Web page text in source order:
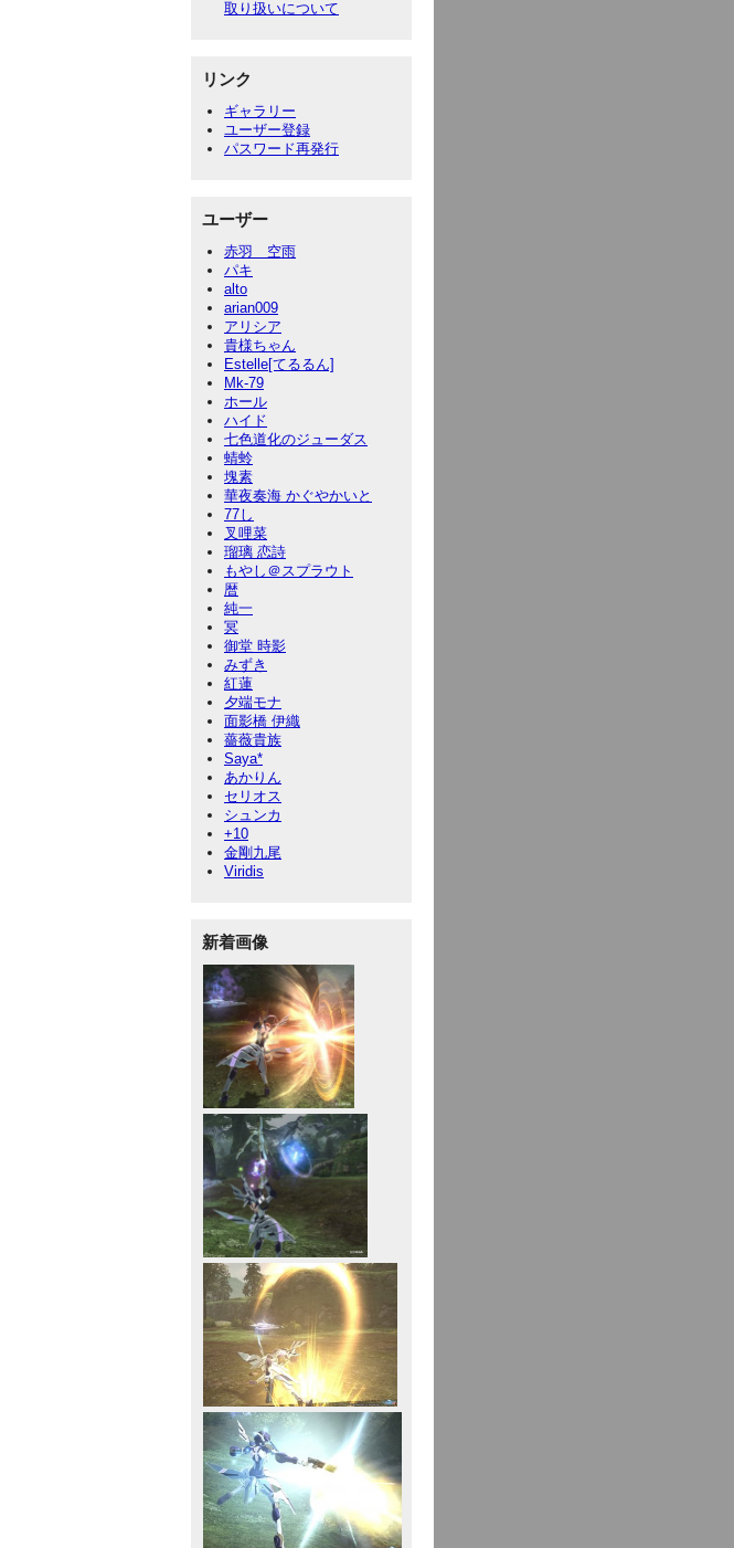
取り扱いについて
リンク
ギャラリー
ユーザー登録
パスワード再発行
ユーザー
赤羽 空雨
パキ
alto
arian009
アリシア
貴様ちゃん
Estelle[てるるん]
Mk-79
ホール
ハイド
七色道化のジューダス
蜻蛉
塊素
華夜奏海 かぐやかいと
77し
叉哩菜
瑠璃 恋詩
もやし＠スプラウト
暦
純一
冥
御堂 時影
みずき
紅蓮
夕端モナ
面影橋 伊織
薔薇貴族
Saya*
あかりん
セリオス
シュンカ
+10
金剛九尾
Viridis
新着画像